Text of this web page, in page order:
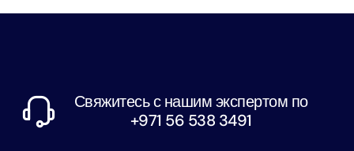
Свяжитесь с нашим экспертом по
+971 56 538 3491